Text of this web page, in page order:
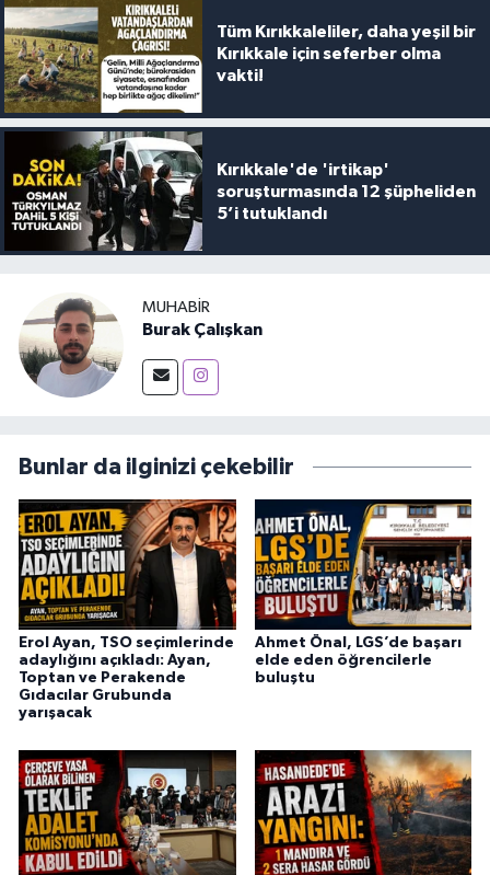
Tüm Kırıkkaleliler, daha yeşil bir
Kırıkkale için seferber olma
vakti!
Kırıkkale'de 'irtikap'
soruşturmasında 12 şüpheliden
5’i tutuklandı
MUHABIR
Burak Çalışkan
Bunlar da ilginizi çekebilir
Erol Ayan, TSO seçimlerinde
adaylığını açıkladı: Ayan,
Toptan ve Perakende
Gıdacılar Grubunda
yarışacak
Ahmet Önal, LGS’de başarı
elde eden öğrencilerle
buluştu